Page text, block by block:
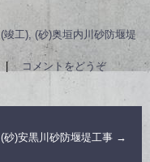
竣工), (砂)奥垣内川砂防堰堤
| コメントをどうぞ
(砂)安黒川砂防堰堤工事 →